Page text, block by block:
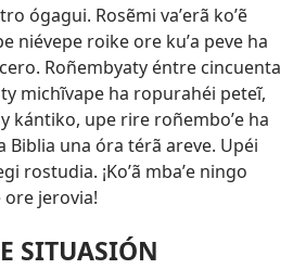
ógagui. Rosẽmi vaʼerã koʼẽ
niévepe roike ore kuʼa peve ha
Roñembyaty éntre cincuenta
michĩvape ha ropurahéi peteĩ,
kántiko, upe rire roñemboʼe ha
una óra térã areve. Upéi
rostudia. ¡Koʼã mbaʼe ningo
jerovia!
SITUASIÓN